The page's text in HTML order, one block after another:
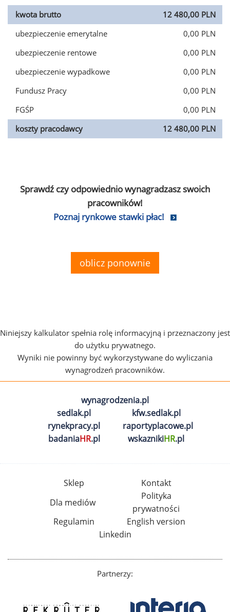
kwota brutto
12 480,00 PLN
ubezpieczenie emerytalne
0,00 PLN
ubezpieczenie rentowe
0,00 PLN
ubezpieczenie wypadkowe
0,00 PLN
Fundusz Pracy
0,00 PLN
FGŚP
0,00 PLN
koszty pracodawcy
12 480,00 PLN
Sprawdź czy odpowiednio wynagradzasz swoich
pracowników!
Poznaj rynkowe stawki płac!
oblicz ponownie
Niniejszy kalkulator spełnia rolę informacyjną i przeznaczony jest
do użytku prywatnego.
Wyniki nie powinny być wykorzystywane do wyliczania
wynagrodzeń pracowników.
wynagrodzenia.pl
sedlak.pl
kfw.sedlak.pl
rynekpracy.pl
raportyplacowe.pl
badaniaHR.pl wskaznikiHR.pl
Sklep
Kontakt
Dla mediów
Polityka
prywatności
Regulamin
English version
Linkedin
Partnerzy: